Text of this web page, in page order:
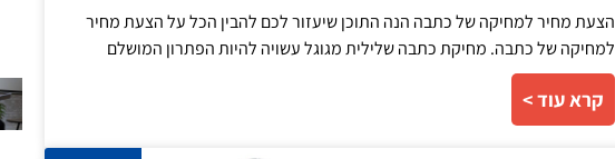
הצעת מחיר למחיקה של כתבה הנה התוכן שיעזור לכם להבין הכל על הצעת מחיר
למחיקה של כתבה. מחיקת כתבה שלילית מגוגל עשויה להיות הפתרון המושלם
קרא עוד >